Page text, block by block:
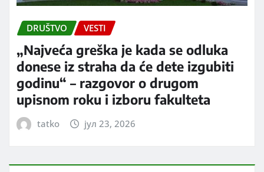
DRUŠTVO VESTI
„Najveća greška je kada se odluka
donese iz straha da će dete izgubiti
godinu“ – razgovor o drugom
upisnom roku i izboru fakulteta
tatko јул 23, 2026